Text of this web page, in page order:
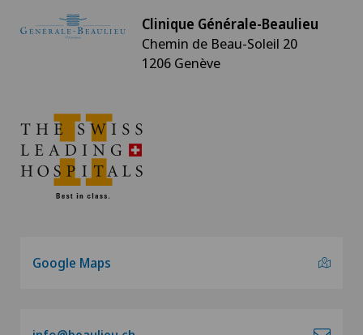
Clinique Générale-Beaulieu
Chemin de Beau-Soleil 20
1206 Genève
Google Maps